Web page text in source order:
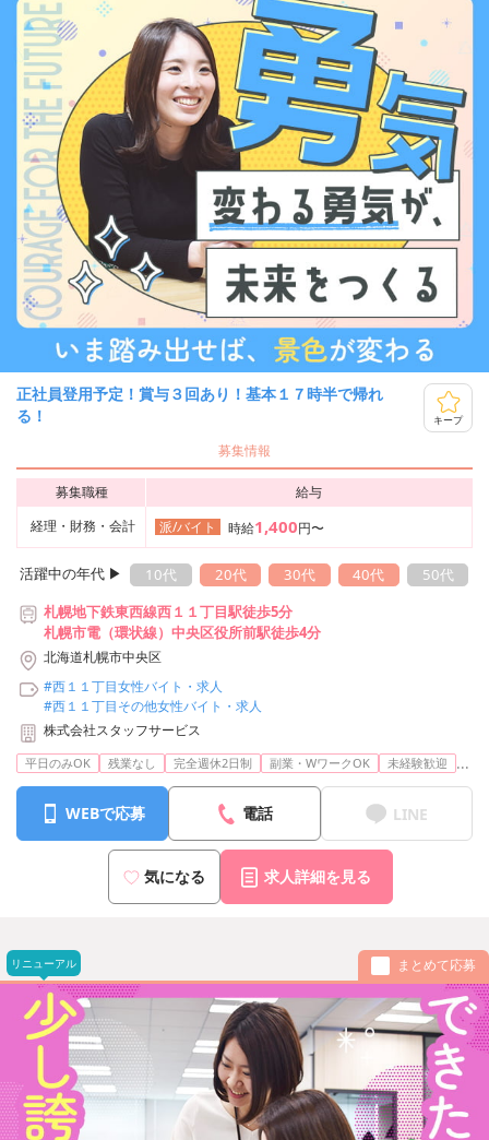
正社員登用予定！賞与３回あり！基本１７時半で帰れ
る！
キープ
募集情報
募集職種
給与
経理・財務・会計
派/バイト 時給1,400円〜
活躍中の年代 ▶︎ 10代 20代 30代 40代
50代
札幌地下鉄東西線西１１丁目駅徒歩5分
札幌市電（環状線）中央区役所前駅徒歩4分
北海道札幌市中央区
#西１１丁目女性バイト・求人
#西１１丁目その他女性バイト・求人
株式会社スタッフサービス
平日のみOK 残業なし 完全週休2日制 副業・WワークOK 未経験歓迎 ...
WEBで応募 電話 LINE
気になる 求人詳細を見る
リニューアル まとめて応募